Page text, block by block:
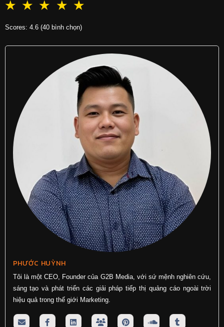
☆
☆
☆
☆
☆
Scores: 4.6 (40 bình chọn)
PHƯỚC HUỲNH
Tôi là một CEO, Founder của G2B Media, với sứ mệnh nghiên cứu,
sáng tạo và phát triển các giải pháp tiếp thị quảng cáo ngoài trời
hiệu quả trong thế giới Marketing.